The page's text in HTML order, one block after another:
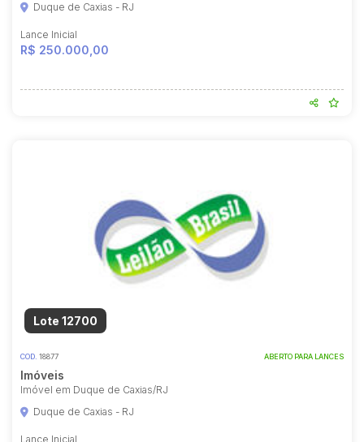
Duque de Caxias - RJ
Lance Inicial
R$ 250.000,00
Lote 12700
COD. 18877 ABERTO PARA LANCES
Imóveis
Imóvel em Duque de Caxias/RJ
Duque de Caxias - RJ
Lance Inicial